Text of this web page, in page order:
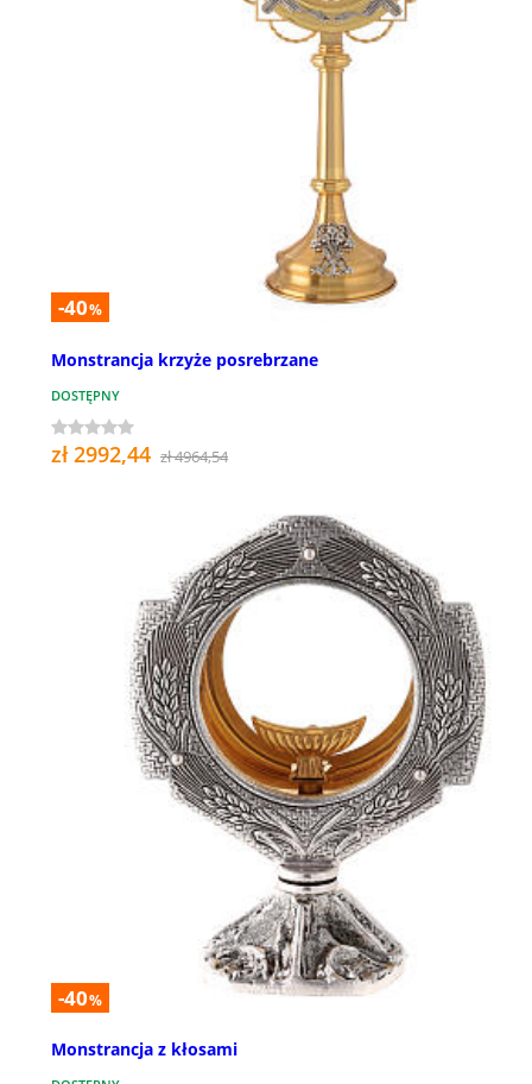
-40%
Monstrancja krzyże posrebrzane
DOSTĘPNY
zł 2992,44 zł 4964,54
-40%
Monstrancja z kłosami